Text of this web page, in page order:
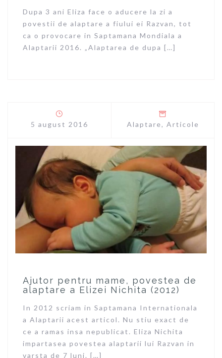
Dupa 3 ani Eliza face o aducere la zi a
povestii de alaptare a fiului ei Razvan, tot
ca o provocare in Saptamana Mondiala a
Alaptarii 2016. „Alaptarea de dupa […]
5 august 2016 Alaptare, Articole
Ajutor pentru mame, povestea de
alaptare a Elizei Nichita (2012)
In 2012 scriam in Saptamana Internationala
a Alaptarii acest articol. Nu stiu exact de
ce a ramas insa nepublicat. Eliza Nichita
impartasea povestea alaptarii lui Razvan in
varsta de 7 luni. […]